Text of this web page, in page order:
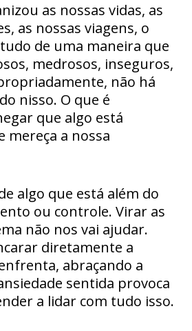
as nossas vidas, as
as nossas viagens, o
de uma maneira que
medrosos, inseguros,
não há
nisso. O que é
que algo está
mereça a nossa
algo que está além do
ou controle. Virar as
não nos vai ajudar.
diretamente a
abraçando a
sentida provoca
a lidar com tudo isso.